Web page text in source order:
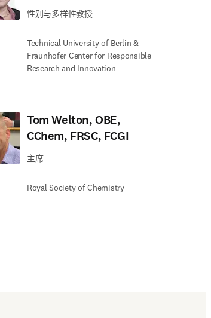
性别与多样性教授
Technical University of Berlin &
Fraunhofer Center for Responsible
Research and Innovation
Tom Welton, OBE,
CChem, FRSC, FCGI
主席
Royal Society of Chemistry